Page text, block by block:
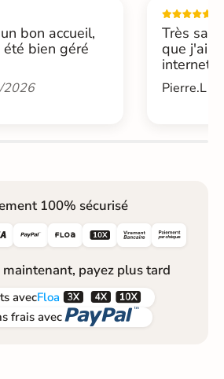
bon accueil,
bien géré
2026
Très
que j'ai
internet....
Pierre.L -
100% sécurisé
  
maintenant, payez plus tard
avecFloa  
frais avec 